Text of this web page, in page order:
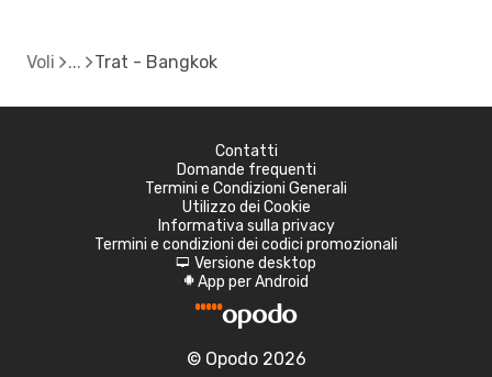
Voli Trat - Bangkok
Contatti
Domande frequenti
Termini e Condizioni Generali
Utilizzo dei Cookie
Informativa sulla privacy
Termini e condizioni dei codici promozionali
d Versione desktop
A App per Android
© Opodo 2026